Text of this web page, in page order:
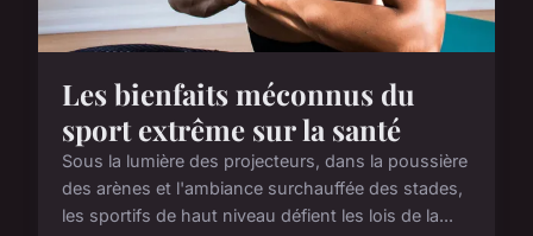
Les bienfaits méconnus du
sport extrême sur la santé
Sous la lumière des projecteurs, dans la poussière
des arènes et l'ambiance surchauffée des stades,
les sportifs de haut niveau défient les lois de la...